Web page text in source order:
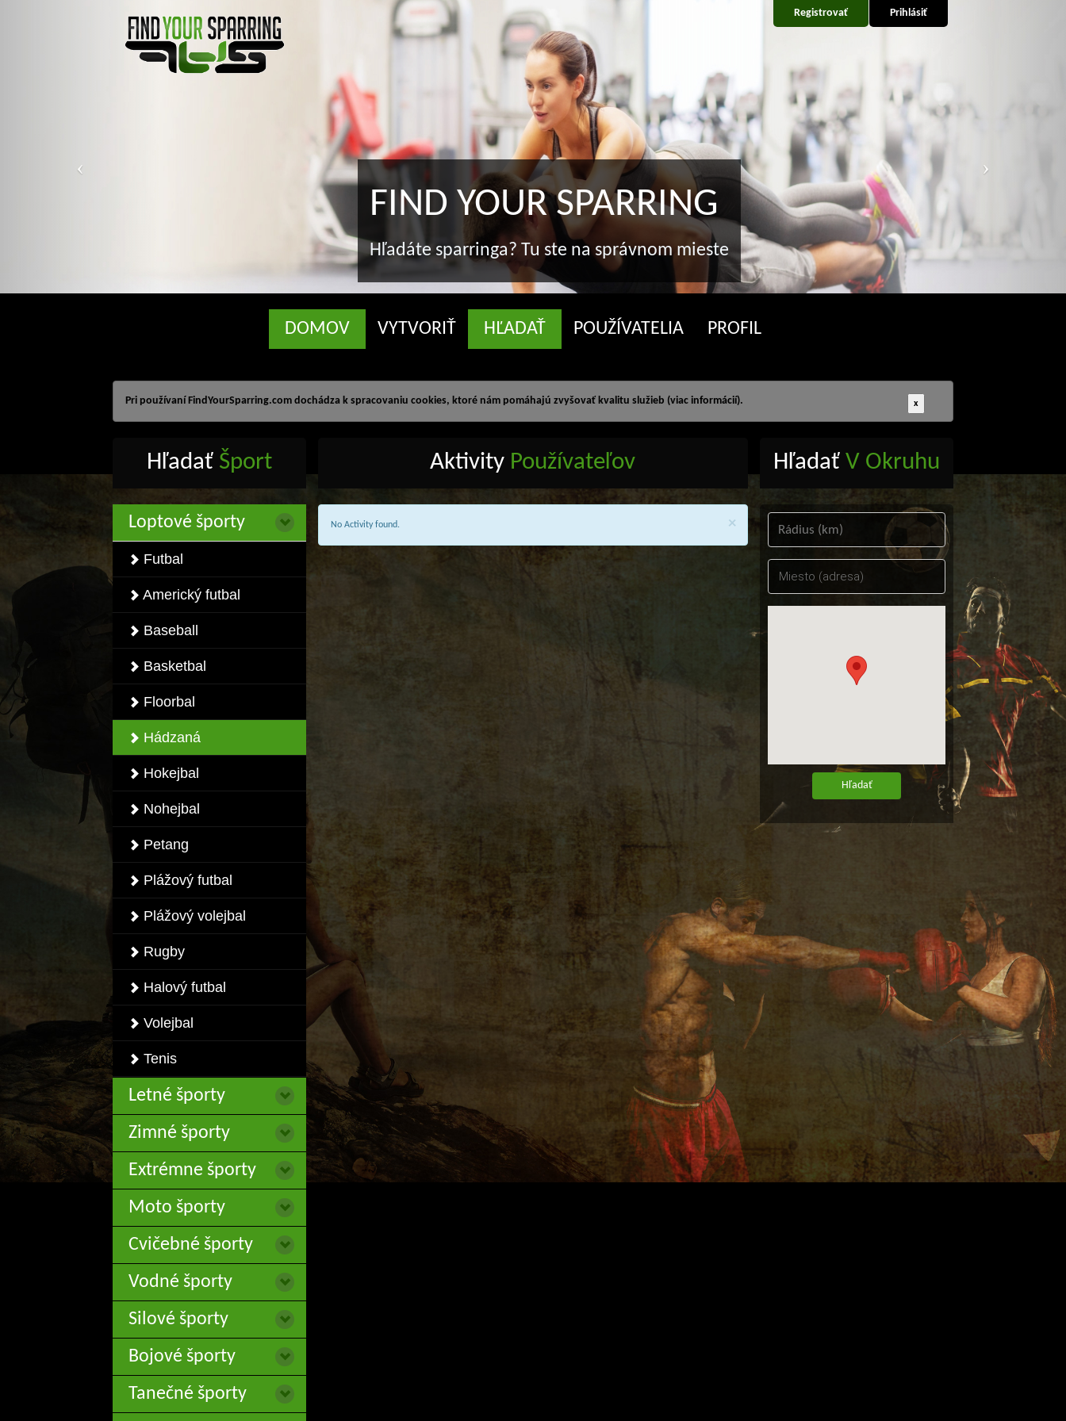
Prihlásiť
Registrovať
FIND YOUR SPARRING
Hľadáte sparringa? Tu ste na správnom mieste
DOMOV VYTVORIŤ HĽADAŤ POUŽÍVATELIA PROFIL
x
Pri používaní FindYourSparring.com dochádza k spracovaniu cookies, ktoré nám pomáhajú zvyšovať kvalitu služieb (viac informácií).
Hľadať Šport
Loptové športy
Futbal
Americký futbal
Baseball
Basketbal
Floorbal
Hádzaná
Hokejbal
Nohejbal
Petang
Plážový futbal
Plážový volejbal
Rugby
Halový futbal
Volejbal
Tenis
Letné športy
Zimné športy
Extrémne športy
Moto športy
Cvičebné športy
Vodné športy
Silové športy
Bojové športy
Tanečné športy
Aktivity Používateľov
×
No Activity found.
HľadaťV Okruhu